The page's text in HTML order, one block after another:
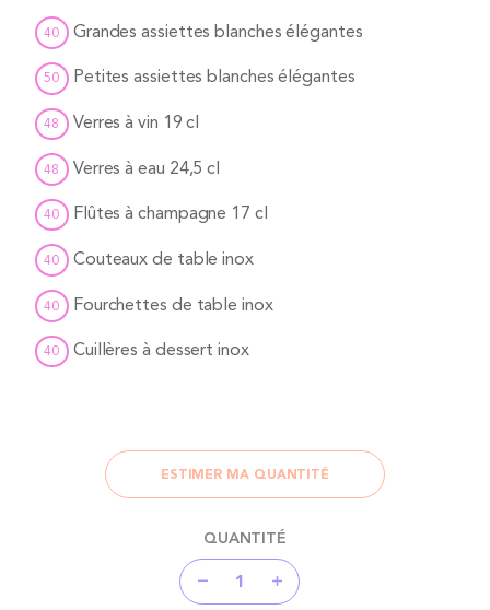
40 Grandes assiettes blanches élégantes
50 Petites assiettes blanches élégantes
48 Verres à vin 19 cl
48 Verres à eau 24,5 cl
40 Flûtes à champagne 17 cl
40 Couteaux de table inox
40 Fourchettes de table inox
40 Cuillères à dessert inox
ESTIMER MA QUANTITÉ
QUANTITÉ